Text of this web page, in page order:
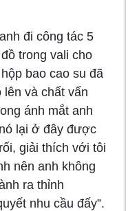
đi công tác 5
trong vali cho
bao cao su đã
và chất vấn
ánh mắt anh
lại ở đây được
giải thích với tôi
nên anh không
ra thỉnh
nhu cầu đấy”.